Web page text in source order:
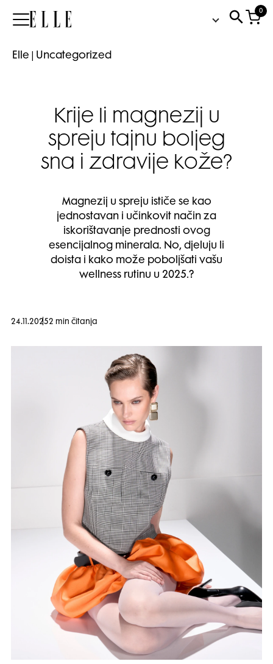
Elle
0
Elle Uncategorized
Krije li magnezij u
spreju tajnu boljeg
sna i zdravije kože?
Magnezij u spreju ističe se kao
jednostavan i učinkovit način za
iskorištavanje prednosti ovog
esencijalnog minerala. No, djeluju li
doista i kako može poboljšati vašu
wellness rutinu u 2025.?
24.11.20252 min čitanja